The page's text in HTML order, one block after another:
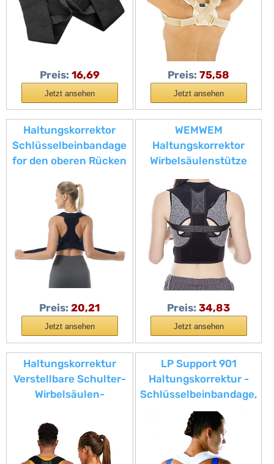
Damen und Herren
Preis: 16,69
Jetzt ansehen
Brüche und
Verstauchungen –
bequem, atmungsaktiv,
hergestellt in Italien
Preis: 75,58
Jetzt ansehen
Haltungskorrektor
Schlüsselbeinbandage
for den oberen Rücken
verstellbare obere
Rückenbandage zur
Unterstützung des
Schlüsselbeins,
Physiotherapie-
Haltungsbandage for
den Rücken
Preis: 20,21
Jetzt ansehen
WEMWEM
Haltungskorrektor
Wirbelsäulenstütze
Schlüsselbeinbandage
Rückenkorrektur
Obere Rückenbandage
Korrektur Rückenmark
Haltungsstütze
Schwarz Medium (M)
Little Surprise
Preis: 34,83
Jetzt ansehen
Haltungskorrektur
Verstellbare Schulter-
Wirbelsäulen-
Schlüsselbein-
Bandage
Rückenkorrektur, Hilfe
LP Support 901
Haltungskorrektur -
Schlüsselbeinbandage,
Größe:M, Farbe:weiss